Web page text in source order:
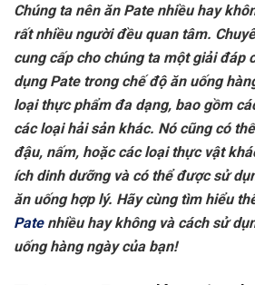
Chúng ta nên ăn Pate nhiều hay
rất nhiều người đều quan tâm.
cung cấp cho chúng ta một giải đáp
dụng Pate trong chế độ ăn uống
loại thực phẩm đa dạng, bao gồm
các loại hải sản khác. Nó cũng có
đậu, nấm, hoặc các loại thực vật
ích dinh dưỡng và có thể được sử
ăn uống hợp lý. Hãy cùng tìm hiểu
Patenhiều hay không và cách sử
uống hàng ngày của bạn!